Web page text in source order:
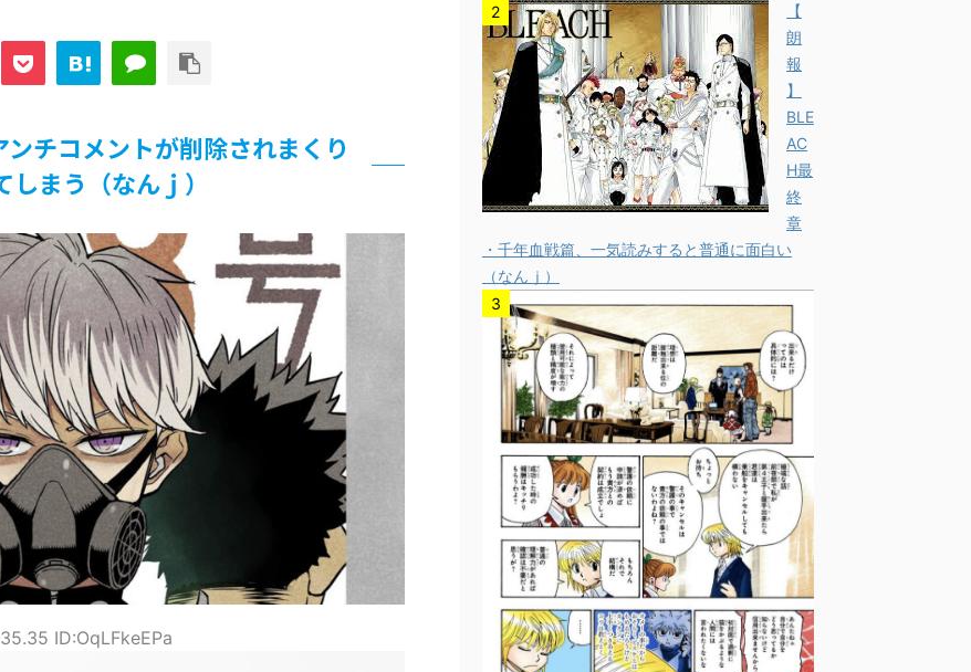
で極める事にした件 その２
、流石に一線を越えてしまう
てつまらない」←合体する前から面白いんだよなぁ
の解除をお願いします。
にどこに建てるのかわからない
ｗ
ンチコメントが削除されまくり
しまう（なんｊ）
ID:OqLFkeEPa
【
朗
報
】
BLE
AC
H最
終
章
・千年血戦篇、一気読みすると普通に面白い
（なんｊ）